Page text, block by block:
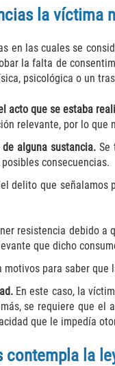
la víctima
en las cuales se
la falta de
psicológica o un
acto que se estaba
relevante, por lo que
alguna sustancia. Se
consecuencias.
delito que señalamos
resistencia debido a
que dicho
motivos para saber
En este caso, la
se requiere que
que le impedía
contempla la